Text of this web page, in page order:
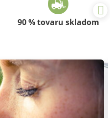
90 % tovaru skladom